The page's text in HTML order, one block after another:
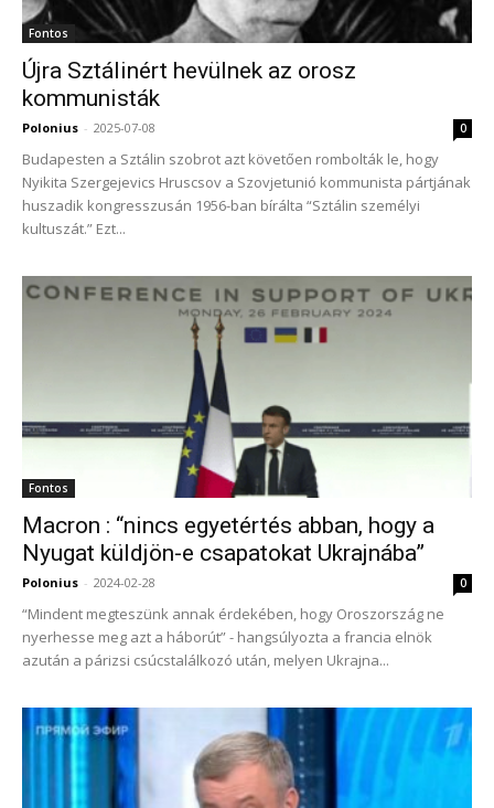
Fontos
Újra Sztálinért hevülnek az orosz
kommunisták
Polonius - 2025-07-08 0
Budapesten a Sztálin szobrot azt követően rombolták le, hogy
Nyikita Szergejevics Hruscsov a Szovjetunió kommunista pártjának
huszadik kongresszusán 1956-ban bírálta “Sztálin személyi
kultuszát.” Ezt...
Fontos
Macron : “nincs egyetértés abban, hogy a
Nyugat küldjön-e csapatokat Ukrajnába”
Polonius - 2024-02-28 0
“Mindent megteszünk annak érdekében, hogy Oroszország ne
nyerhesse meg azt a háborút” - hangsúlyozta a francia elnök
azután a párizsi csúcstalálkozó után, melyen Ukrajna...